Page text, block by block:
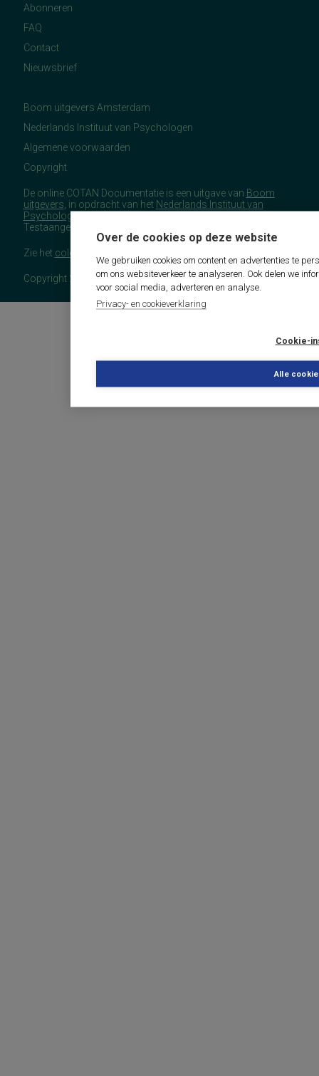
Over de cookies op deze website
We gebruiken cookies om content en advertenties te
om ons websiteverkeer te analyseren. Ook delen we
voor social media, adverteren en analyse.
Privacy- en cookieverklaring
Cookie-
Alle
Abonneren
FAQ
Contact
Nieuwsbrief
Boom uitgevers Amsterdam
Nederlands Instituut van Psychologen
Algemene voorwaarden
Copyright
De online COTAN Documentatie is een uitgave van Boom
uitgevers , in opdracht van het Nederlands Instituut van
Psychologen(NIP), namens de Commissie
Testaangelegenheden Nederland (COTAN).
Zie het colofon
Copyright 2026 - COTAN Documentatie